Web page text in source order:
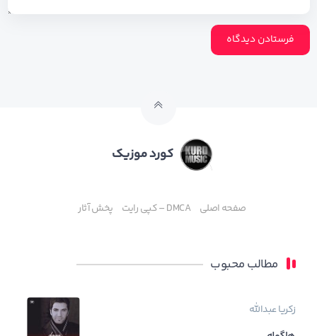
کورد موزیک
صفحه اصلی DMCA – کپی رایت پخش آثار
مطالب محبوب
زکریا عبدالله